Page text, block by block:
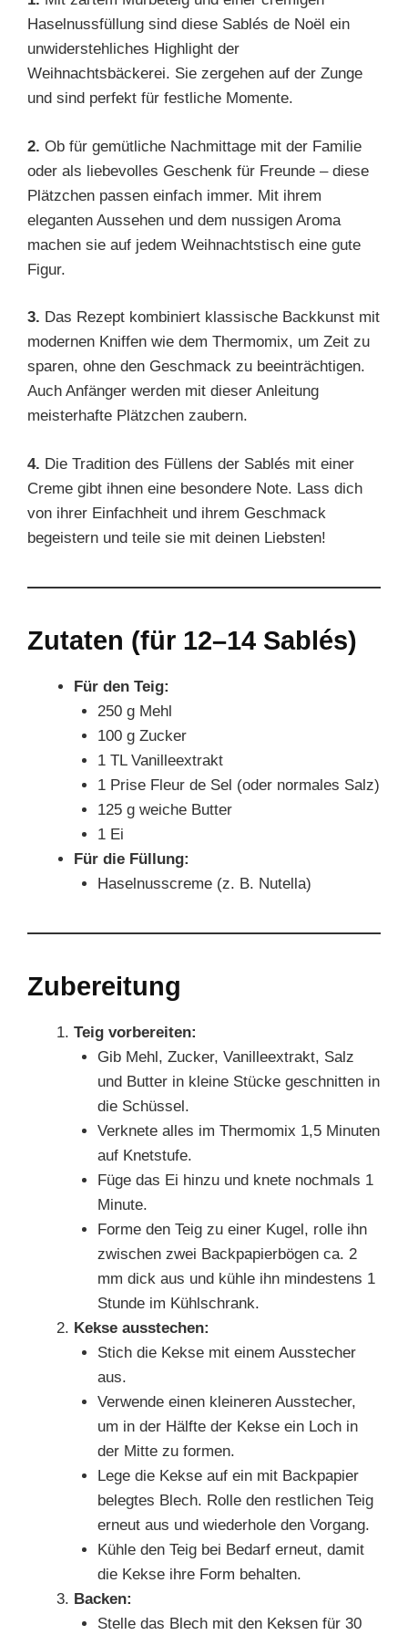
Haselnussfüllung sind diese Sablés de Noël ein
unwiderstehliches Highlight der
Weihnachtsbäckerei. Sie zergehen auf der Zunge
und sind perfekt für festliche Momente.
2. Ob für gemütliche Nachmittage mit der Familie
oder als liebevolles Geschenk für Freunde – diese
Plätzchen passen einfach immer. Mit ihrem
eleganten Aussehen und dem nussigen Aroma
machen sie auf jedem Weihnachtstisch eine gute
Figur.
3. Das Rezept kombiniert klassische Backkunst mit
modernen Kniffen wie dem Thermomix, um Zeit zu
sparen, ohne den Geschmack zu beeinträchtigen.
Auch Anfänger werden mit dieser Anleitung
meisterhafte Plätzchen zaubern.
4. Die Tradition des Füllens der Sablés mit einer
Creme gibt ihnen eine besondere Note. Lass dich
von ihrer Einfachheit und ihrem Geschmack
begeistern und teile sie mit deinen Liebsten!
Zutaten (für 12–14 Sablés)
Für den Teig:
250 g Mehl
100 g Zucker
1 TL Vanilleextrakt
1 Prise Fleur de Sel (oder normales Salz)
125 g weiche Butter
1 Ei
Für die Füllung:
Haselnusscreme (z. B. Nutella)
Zubereitung
Teig vorbereiten:
Gib Mehl, Zucker, Vanilleextrakt, Salz
und Butter in kleine Stücke geschnitten in
die Schüssel.
Verknete alles im Thermomix 1,5 Minuten
auf Knetstufe.
Füge das Ei hinzu und knete nochmals 1
Minute.
Forme den Teig zu einer Kugel, rolle ihn
zwischen zwei Backpapierbögen ca. 2
mm dick aus und kühle ihn mindestens 1
Stunde im Kühlschrank.
Kekse ausstechen:
Stich die Kekse mit einem Ausstecher
aus.
Verwende einen kleineren Ausstecher,
um in der Hälfte der Kekse ein Loch in
der Mitte zu formen.
Lege die Kekse auf ein mit Backpapier
belegtes Blech. Rolle den restlichen Teig
erneut aus und wiederhole den Vorgang.
Kühle den Teig bei Bedarf erneut, damit
die Kekse ihre Form behalten.
Backen:
Stelle das Blech mit den Keksen für 30